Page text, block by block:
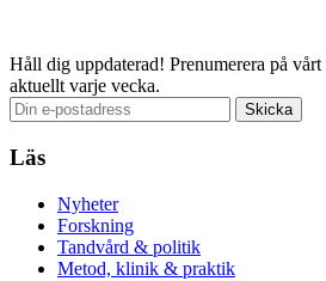
Håll dig uppdaterad! Prenumerera på
aktuellt varje vecka.
Läs
Nyheter
Forskning
Tandvård & politik
Metod, klinik & praktik